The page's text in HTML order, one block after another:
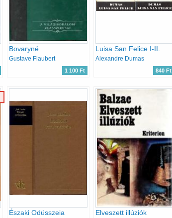
Bovaryné
Gustave Flaubert
1 100 Ft
Luisa San Felice I-II.
Alexandre Dumas
840 Ft
Északi Odüsszeia Elveszett illúziók